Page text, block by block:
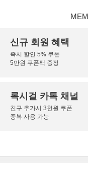
신규 회원 혜택
즉시 할인 5% 쿠폰
5만원 쿠폰팩 증정
록시걸 카톡 채널
친구 추가시 3천원 쿠폰
중복 사용 가능